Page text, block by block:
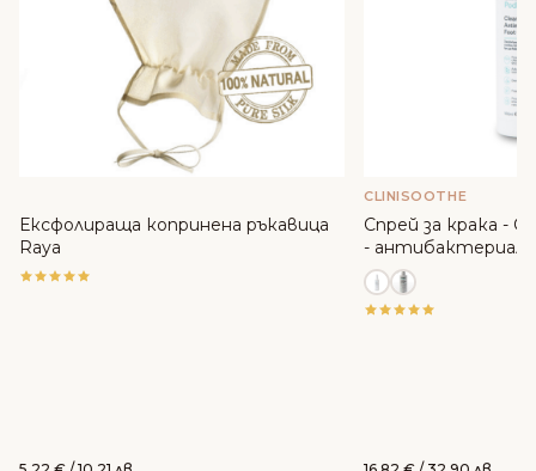
Ексфолираща копринена ръкавица
Raya
CLINISOOTHE
Спрей за крака -
-